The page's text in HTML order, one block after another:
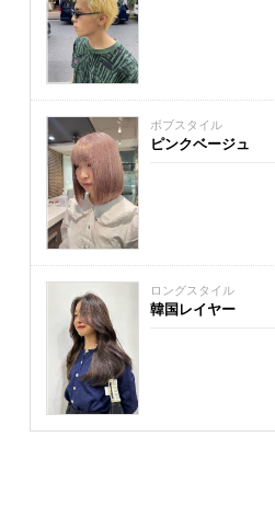
ボブスタイル
ピンクベージュ
ロングスタイル
韓国レイヤー